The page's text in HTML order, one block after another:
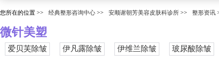
您所在的位置 >> 经典整形咨询中心 >> 安顺谢朝芳美容皮肤科诊所 >> 整形资讯
微针美塑
爱贝芙除皱 伊凡露除皱 伊维兰除皱 玻尿酸除皱